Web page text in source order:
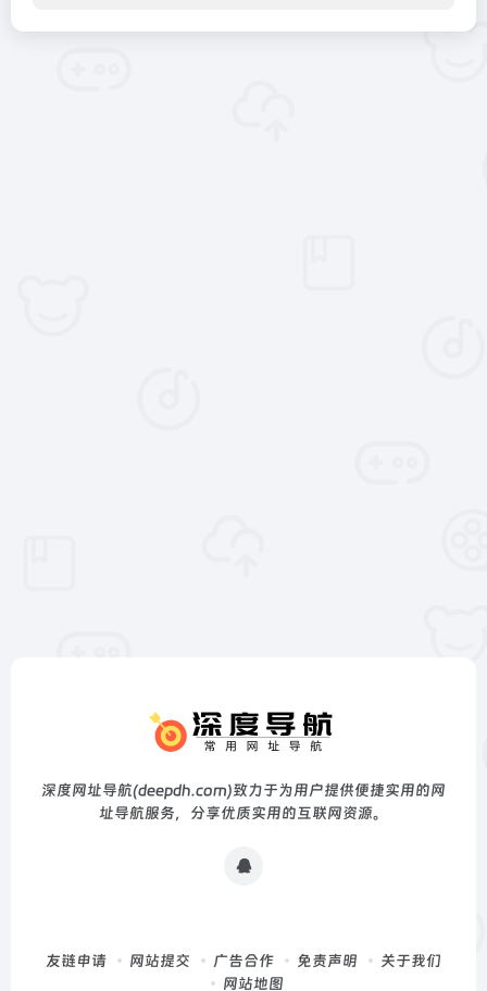
深度网址导航(deepdh.com)致力于为用户提供便捷实用的网
址导航服务，分享优质实用的互联网资源。
友链申请 网站提交 广告合作 免责声明
关于我们
网站地图